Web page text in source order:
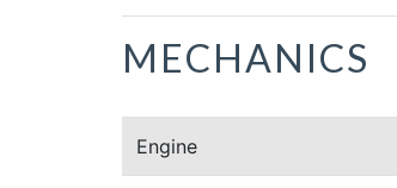
MECHANICS
Engine